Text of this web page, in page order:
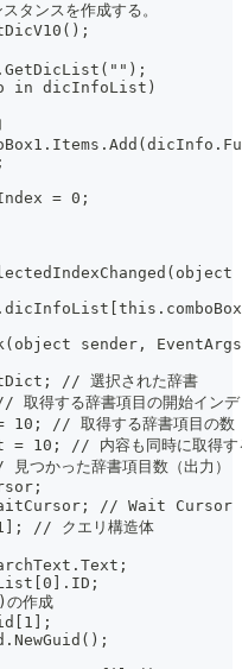
ンスを作成する。
in dicInfoList)
= 0;
sender,
// 選択された辞書
得する辞書項目の開始インデ
// 取得する辞書項目の数
// 内容も同時に取得す
かった辞書項目数（出力）
// Wait Cursor
// クエリ構造体
作成